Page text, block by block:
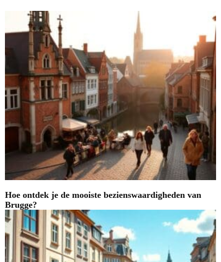
Hoe ontdek je de mooiste bezienswaardigheden van
Brugge?